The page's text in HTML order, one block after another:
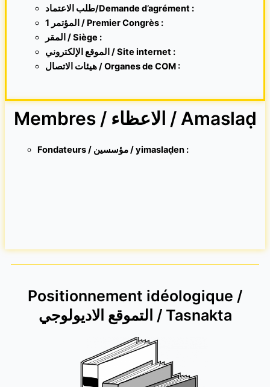
طلب الاعتماد/Demande d’agrément :
1 المؤتمر / Premier Congrès :
المقر /Siège :
الموقع الإلكتروني /Site internet:
هيئات الاتصال / Organes de COM :
Membres / الاعظاء / Amaslaḍ
Fondateurs / مؤسسين / yimaslaḍen :
Positionnement idéologique /
التموقع الاديولوجي / Tasnakta